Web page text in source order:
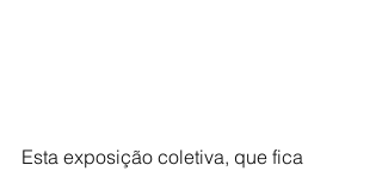
Esta exposição coletiva, que fica